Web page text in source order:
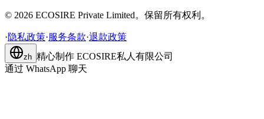
© 2026 ECOSIRE Private Limited。保留所有权利。
·隐私政策·服务条款·退款政策
zh 精心制作 ECOSIRE私人有限公司
通过 WhatsApp 聊天